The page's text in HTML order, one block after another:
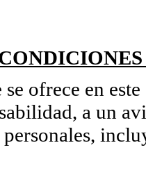
ofrece en
a un